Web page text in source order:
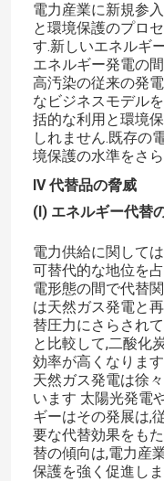
製品
ビデオ
VRショー
わたしたち に つ
電力産業に新規参
と環境保護のプロ
す.新しいエネルギ
エネルギー発電の
高汚染の従来の発
なビジネスモデル
括的な利用と環境
しれません.既存の
境保護の水準をさ
IV 代替品の脅威
(I) エネルギー代替
電力供給に関して
可替代的な地位を
電形態の間で代替
は天然ガス発電と
替圧力にさらされ
と比較して,二酸化
効率が高くなりま
天然ガス発電は徐
います 太陽光発電
ギーはその発展は,
要な代替効果をも
替の傾向は,電力産
保護を強く促進し